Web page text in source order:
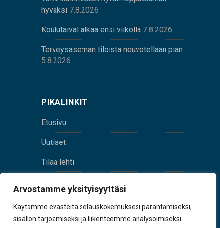
Arvostamme yksityisyyttäsi
Käytämme evästeitä selauskokemuksesi parantamiseksi,
sisällön tarjoamiseksi ja liikenteemme analysoimiseksi.
hyväksi 7.8.2026
Koulutaival alkaa ensi viikolla 7.8.2026
Terveysaseman tiloista neuvotellaan pian
5.8.2026
PIKALINKIT
Etusivu
Uutiset
Tilaa lehti